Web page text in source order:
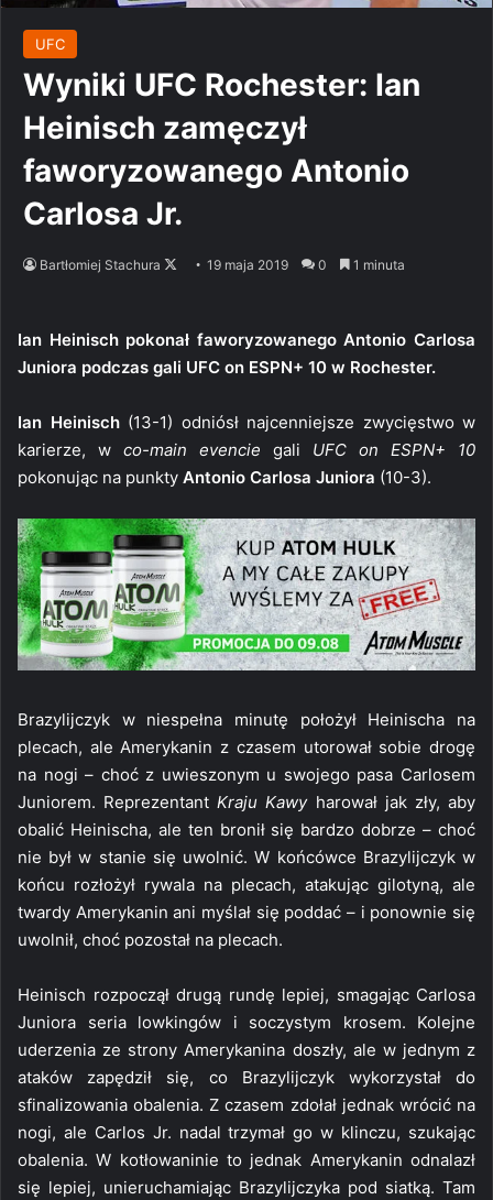
UFC
Wyniki UFC Rochester: Ian
Heinisch zamęczył
faworyzowanego Antonio
Carlosa Jr.
Bartłomiej Stachura
Follow19 maja 2019 0 1 minuta
Ian Heinisch pokonał faworyzowanego Antonio Carlosa
Juniora podczas gali UFC on ESPN+ 10 w Rochester.
Ian Heinisch(13-1) odniósł najcenniejsze zwycięstwo w
karierze, w co-main evencie gali UFC on ESPN+ 10
pokonując na punkty Antonio Carlosa Juniora (10-3).
Brazylijczyk w niespełna minutę położył Heinischa na
plecach, ale Amerykanin z czasem utorował sobie drogę
na nogi – choć z uwieszonym u swojego pasa Carlosem
Juniorem. ReprezentantKraju Kawyharował jak zły, aby
obalić Heinischa, ale ten bronił się bardzo dobrze – choć
nie był w stanie się uwolnić. W końcówce Brazylijczyk w
końcu rozłożył rywala na plecach, atakując gilotyną, ale
twardy Amerykanin ani myślał się poddać – i ponownie się
uwolnił, choć pozostał na plecach.
Heinisch rozpoczął drugą rundę lepiej, smagając Carlosa
Juniora seria lowkingów i soczystym krosem. Kolejne
uderzenia ze strony Amerykanina doszły, ale w jednym z
ataków zapędził się, co Brazylijczyk wykorzystał do
sfinalizowania obalenia. Z czasem zdołał jednak wrócić na
nogi, ale Carlos Jr. nadal trzymał go w klinczu, szukając
obalenia. W kotłowaninie to jednak Amerykanin odnalazł
się lepiej, unieruchamiając Brazylijczyka pod siatką. Tam